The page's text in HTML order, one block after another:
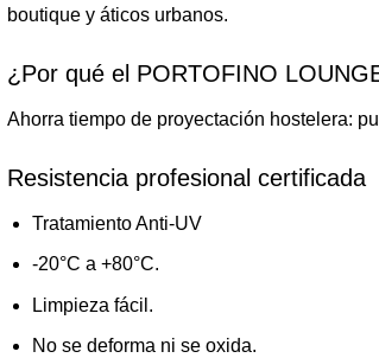
boutique y áticos urbanos.
¿Por qué el PORTOFINO
Ahorra tiempo de proyectación hostelera:
Resistencia profesional certificada
Tratamiento Anti-UV
-20°C a +80°C.
Limpieza fácil.
No se deforma ni se oxida.